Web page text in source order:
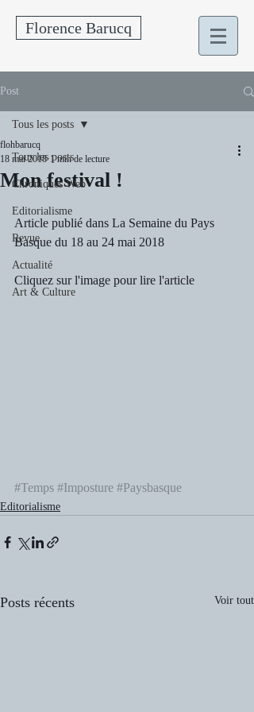
Florence Barucq
Post
Tous les posts
Chroniques Web
Editorialisme
Revue
Actualité
Art & Culture
Tous les posts
Mon festival !
flohbarucq
18 mai 2018 1 min de lecture
Article publié dans La Semaine du Pays
Basque du 18 au 24 mai 2018
Cliquez sur l'image pour lire l'article
#Temps #Imposture #Paysbasque
Editorialisme
Posts récents Voir tout